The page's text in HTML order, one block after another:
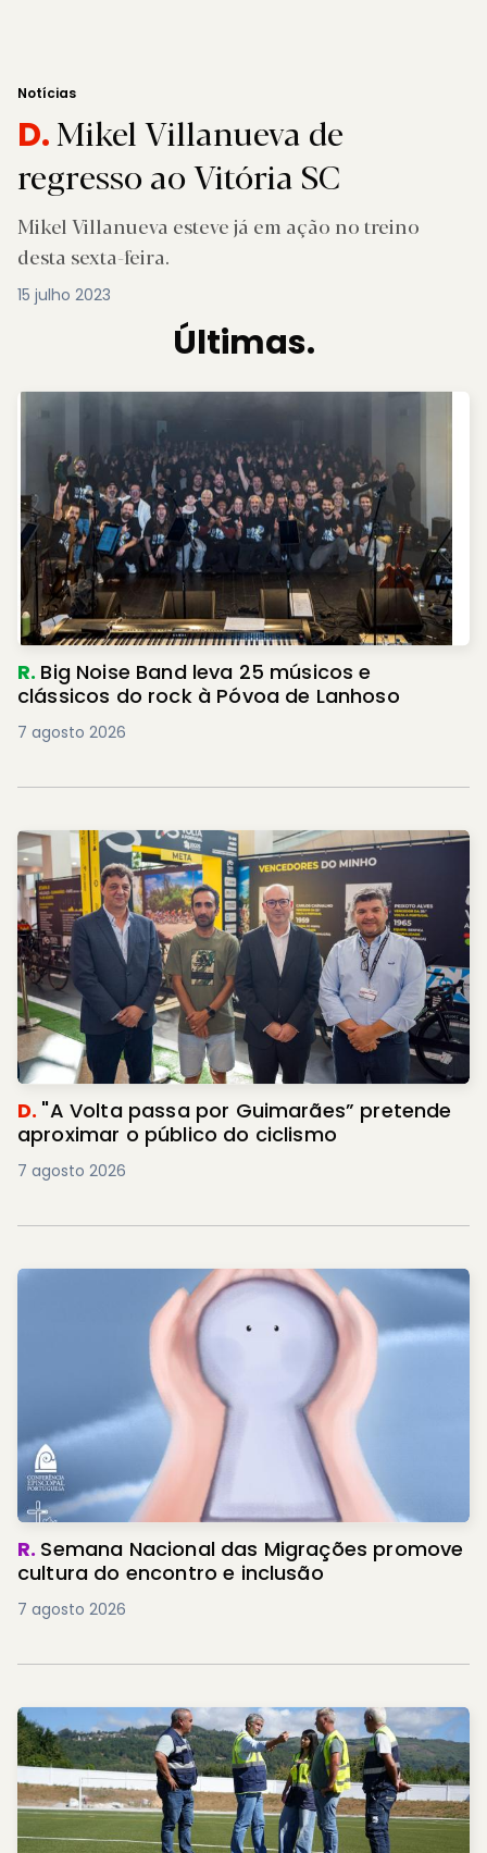
Notícias
D.Mikel Villanueva de
regresso ao Vitória SC
Mikel Villanueva esteve já em ação no treino
desta sexta-feira.
15 julho 2023
Últimas.
R. Big Noise Band leva 25 músicos e
clássicos do rock à Póvoa de Lanhoso
7 agosto 2026
D. "A Volta passa por Guimarães” pretende
aproximar o público do ciclismo
7 agosto 2026
R. Semana Nacional das Migrações promove
cultura do encontro e inclusão
7 agosto 2026